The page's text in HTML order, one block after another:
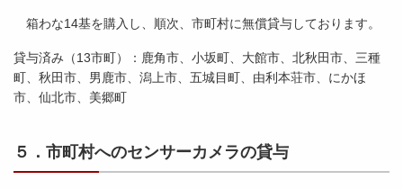
箱わな14基を購入し、順次、市町村に無償貸与しております。
貸与済み（13市町）：鹿角市、小坂町、大館市、北秋田市、三種
町、秋田市、男鹿市、潟上市、五城目町、由利本荘市、にかほ
市、仙北市、美郷町
５．市町村へのセンサーカメラの貸与